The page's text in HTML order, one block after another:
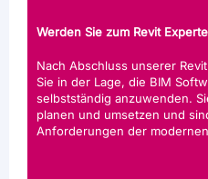
Werden Sie zum Revit
Nach Abschluss unserer
Sie in der Lage, die BIM
selbstständig anzuwenden.
planen und umsetzen und
Anforderungen der